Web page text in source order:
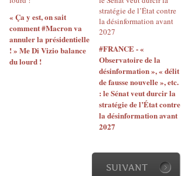
« Ça y est, on sait
comment #Macron va
annuler la présidentielle
! » Me Di Vizio balance
du lourd !
#FRANCE - «
Observatoire de la
désinformation », « délit
de fausse nouvelle », etc.
: le Sénat veut durcir la
stratégie de l’État contre
la désinformation avant
2027
SUIVANT